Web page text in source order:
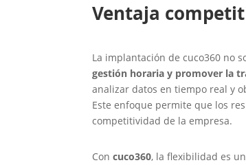
Ventaja
La implantación de cuco360 no
gestión horaria y promover la
analizar datos en tiempo real y
Este enfoque permite que los
competitividad de la empresa.
Con cuco360, la flexibilidad es